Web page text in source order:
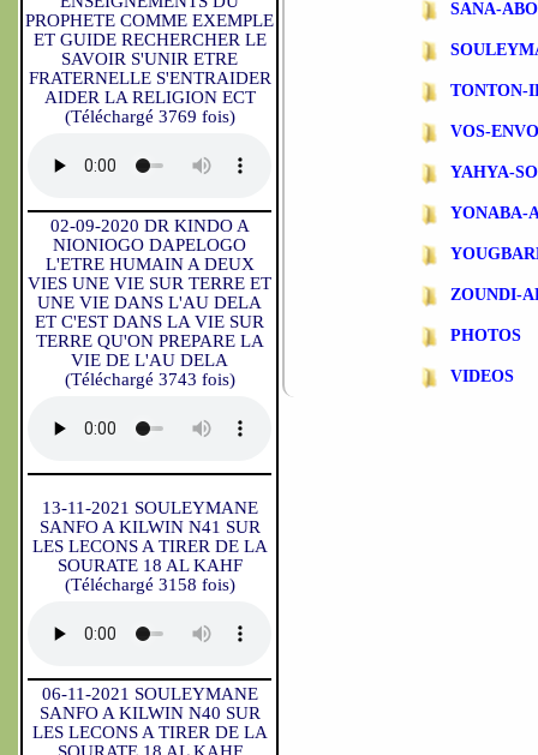
PROPHETE COMME EXEMPLE
ET GUIDE RECHERCHER LE
SAVOIR S'UNIR ETRE
FRATERNELLE S'ENTRAIDER
AIDER LA RELIGION ECT
(Téléchargé 3769 fois)
02-09-2020 DR KINDO A
NIONIOGO DAPELOGO
L'ETRE HUMAIN A DEUX
VIES UNE VIE SUR TERRE ET
UNE VIE DANS L'AU DELA
ET C'EST DANS LA VIE SUR
TERRE QU'ON PREPARE LA
VIE DE L'AU DELA
(Téléchargé 3743 fois)
13-11-2021 SOULEYMANE
SANFO A KILWIN N41 SUR
LES LECONS A TIRER DE LA
SOURATE 18 AL KAHF
(Téléchargé 3158 fois)
06-11-2021 SOULEYMANE
SANFO A KILWIN N40 SUR
LES LECONS A TIRER DE LA
SANA-
TONTON-
VOS-
YAHYA-
YONABA-
ZOUNDI-
PHOTOS
VIDEOS